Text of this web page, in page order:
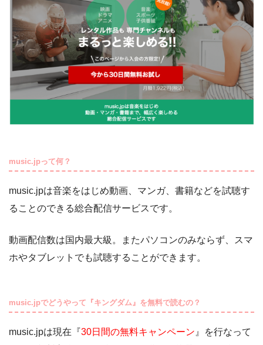
music.jpって何？
music.jpは音楽をはじめ動画、マンガ、書籍などを試聴す
ることのできる総合配信サービスです。
動画配信数は国内最大級。またパソコンのみならず、スマ
ホやタブレットでも試聴することができます。
music.jpでどうやって『キングダム』を無料で読むの？
music.jpは現在『30日間の無料キャンペーン 』を行なって